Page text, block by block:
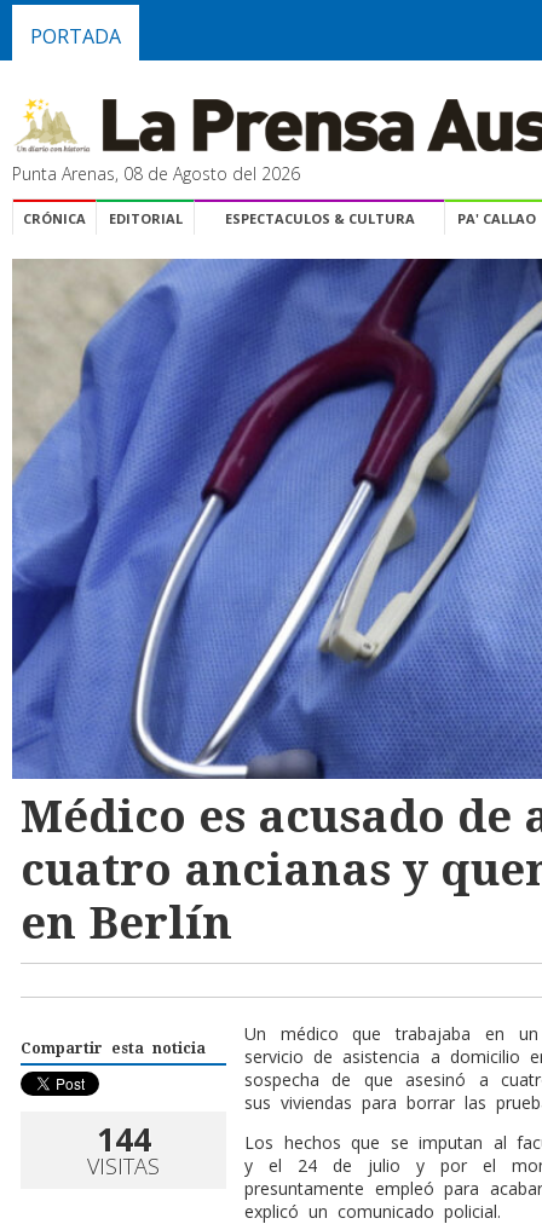
PORTADA
Punta Arenas, 08 de Agosto del 2026
CRÓNICA EDITORIAL ESPECTACULOS & CULTURA PA' CALLAO
Médico es acusado de
cuatro ancianas y
en Berlín
Compartir esta noticia
144
VISITAS
Un médico que trabajaba en
servicio de asistencia a domicilio
sospecha de que asesinó a
sus viviendas para borrar las
Los hechos que se imputan al
y el 24 de julio y por el
presuntamente empleó para
explicó un comunicado policial.